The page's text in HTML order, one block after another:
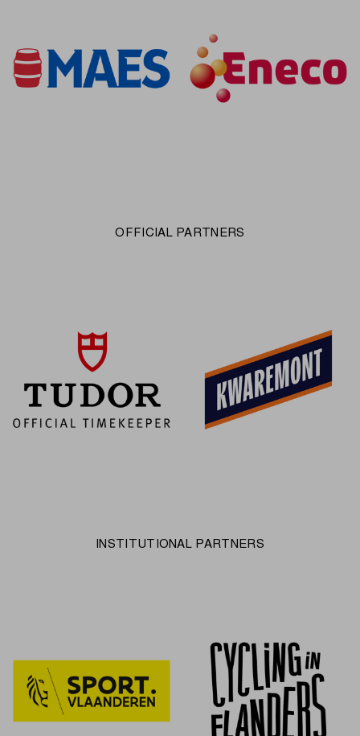
OFFICIAL PARTNERS
INSTITUTIONAL PARTNERS